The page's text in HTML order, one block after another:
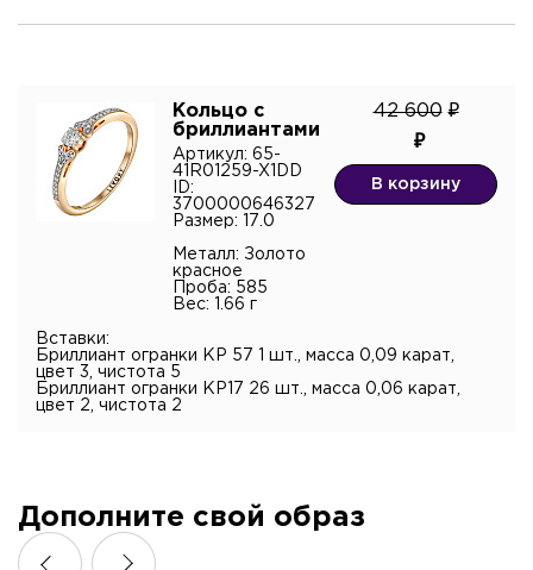
Кольцо с
бриллиантами
Артикул: 65-
41R01259-X1DD
ID:
3700000646327
Размер: 17.0
Металл: Золото
красное
Проба: 585
Вес: 1.66 г
42 600
В корзину
Вставки:
Бриллиант огранки КР 57 1 шт., масса 0,09 карат,
цвет 3, чистота 5
Бриллиант огранки КР17 26 шт., масса 0,06 карат,
цвет 2, чистота 2
персональных данных.*
Дополните свой образ